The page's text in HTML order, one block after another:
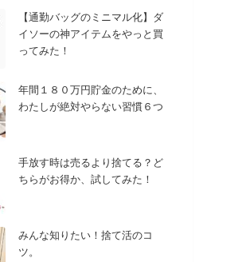
【通勤バッグのミニマル化】ダ
イソーの神アイテムをやっと買
ってみた！
年間１８０万円貯金のために、
わたしが絶対やらない習慣６つ
手放す時は売るより捨てる？ど
ちらがお得か、試してみた！
みんな知りたい！捨て活のコ
ツ。